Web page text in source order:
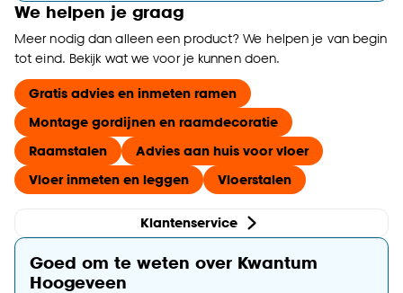
We helpen je graag
Meer nodig dan alleen een product? We helpen je van begin
tot eind. Bekijk wat we voor je kunnen doen.
Gratis advies en inmeten ramen
Montage gordijnen en raamdecoratie
Raamstalen
Advies aan huis voor vloer
Vloer inmeten en leggen
Vloerstalen
Klantenservice
Goed om te weten over Kwantum
Hoogeveen